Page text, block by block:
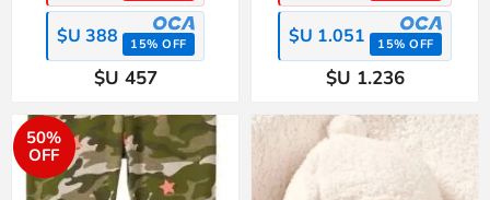
$U 388 15% OFF
$U 457
$U 1.051 15% OFF
$U 1.236
50%
OFF